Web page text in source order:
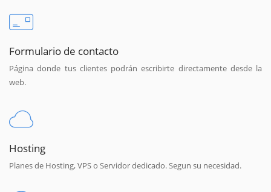
Formulario de contacto
Página donde tus clientes podrán escribirte directamente desde la
web.
Hosting
Planes de Hosting, VPS o Servidor dedicado. Segun su necesidad.